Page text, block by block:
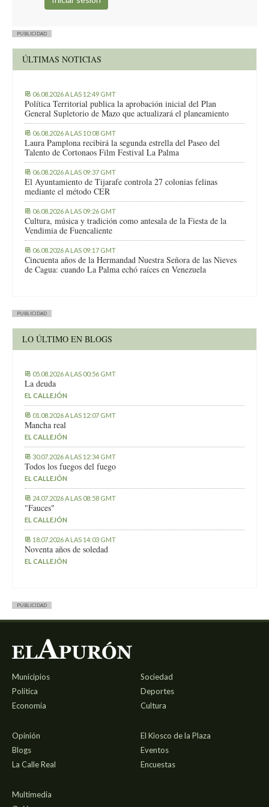
pero es así. Israel poco a poco irá barriendo a los que no son
Los palestinos… ¿Te acuerdas la que liaron en Líbano en 1982?
“Cuando desperté sentí que tenía que escribir esto, porque no
quiero que nuestros hijos sean un trozo de pastel, sino que
libertades y pudiendo llevar ellos mismo el timón del futuro,
con aprovechamiento”
¿Cómo crías a tus hijos, como lobos o como ovejas? Unos
depredan, otros se dejan depredar. ¿Sabes lo que pasa cuando
educas a los niños como pusilánimes? Pues que crías a seres
débiles, que cuando llegue uno fuerte, se lo zampa.
El texto no tiene desperdicio y aquí paro. Siga bostezando y
quitándose las legañas.
PUBLICIDAD
ÚLTIMAS NOTICIAS
06.08.2026 A LAS 12:49 GMT
Política Territorial publica la aprobación inicial del Plan
General Supletorio de Mazo que actualizará el planeamiento
06.08.2026 A LAS 10:08 GMT
Laura Pamplona recibirá la segunda estrella del Paseo del
Talento de Cortonaos Film Festival La Palma
06.08.2026 A LAS 09:37 GMT
El Ayuntamiento de Tijarafe controla 27 colonias felinas
mediante el método CER
06.08.2026 A LAS 09:26 GMT
Cultura, música y tradición como antesala de la Fiesta de la
Vendimia de Fuencaliente
06.08.2026 A LAS 09:17 GMT
Cincuenta años de la Hermandad Nuestra Señora de las Nieves
de Cagua: cuando La Palma echó raíces en Venezuela
PUBLICIDAD
LO ÚLTIMO EN BLOGS
05.08.2026 A LAS 00:56 GMT
La deuda
EL CALLEJÓN
01.08.2026 A LAS 12:07 GMT
Mancha real
EL CALLEJÓN
30.07.2026 A LAS 12:34 GMT
Todos los fuegos del fuego
EL CALLEJÓN
24.07.2026 A LAS 08:58 GMT
"Fauces"
EL CALLEJÓN
18.07.2026 A LAS 14:03 GMT
Noventa años de soledad
EL CALLEJÓN
PUBLICIDAD
Municipios
Política
Economía
Sociedad
Deportes
Cultura
Opinión
Blogs
La Calle Real
El Kiosco de la Plaza
Eventos
Encuestas
Multimedia